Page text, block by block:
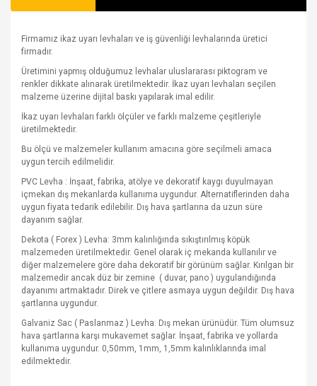
Firmamız ikaz uyarı levhaları ve iş güvenliği levhalarında üretici
firmadır.
Üretimini yapmış olduğumuz levhalar uluslararası piktogram ve
renkler dikkate alınarak üretilmektedir. İkaz uyarı levhaları seçilen
malzeme üzerine dijital baskı yapılarak imal edilir.
İkaz uyarı levhaları farklı ölçüler ve farklı malzeme çeşitleriyle
üretilmektedir.
Bu ölçü ve malzemeler kullanım amacına göre seçilmeli amaca
uygun tercih edilmelidir.
PVC Levha : İnşaat, fabrika, atölye ve dekoratif kaygı duyulmayan
içmekan dış mekanlarda kullanıma uygundur. Alternatiflerinden daha
uygun fiyata tedarik edilebilir. Dış hava şartlarına da uzun süre
dayanım sağlar.
Dekota ( Forex ) Levha: 3mm kalınlığında sıkıştırılmış köpük
malzemeden üretilmektedir. Genel olarak iç mekanda kullanılır ve
diğer malzemelere göre daha dekoratif bir görünüm sağlar. Kırılgan bir
malzemedir ancak düz bir zemine ( duvar, pano ) uygulandığında
dayanımı artmaktadır. Direk ve çitlere asmaya uygun değildir. Dış hava
şartlarına uygundur.
Galvaniz Sac ( Paslanmaz ) Levha: Dış mekan ürünüdür. Tüm olumsuz
hava şartlarına karşı mukavemet sağlar. İnşaat, fabrika ve yollarda
kullanıma uygundur. 0,50mm, 1mm, 1,5mm kalınlıklarında imal
edilmektedir.